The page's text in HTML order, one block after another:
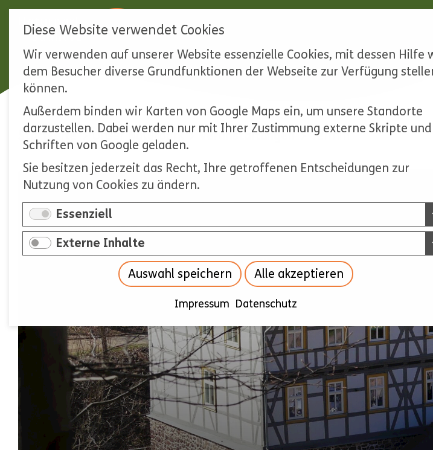
Diese Website verwendet Cookies
Wir verwenden auf unserer Website essenzielle Cookies, mit dessen Hilfe
dem Besucher diverse Grundfunktionen der Webseite zur Verfügung
können.
Außerdem binden wir Karten von Google Maps ein, um unsere Standorte
darzustellen. Dabei werden nur mit Ihrer Zustimmung externe Skripte und
Schriften von Google geladen.
Sie besitzen jederzeit das Recht, Ihre getroffenen Entscheidungen zur
Nutzung von Cookies zu ändern.
Essenziell
Externe Inhalte
Auswahl speichern Alle akzeptieren
Impressum Datenschutz
Navigation
überspringen
Startseite Unser Naturpark Veranstaltungen Termin